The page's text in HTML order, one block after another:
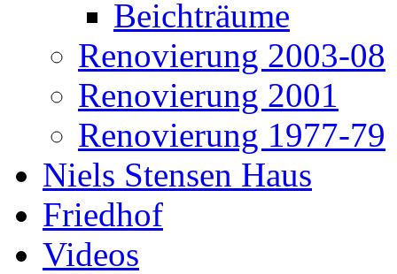
Beichträume
Renovierung 2003-08
Renovierung 2001
Renovierung 1977-79
Niels Stensen Haus
Friedhof
Videos